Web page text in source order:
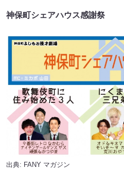
神保町シェアハウス感謝祭
出典: FANY マガジン